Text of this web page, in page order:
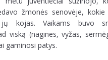
žmonės senovėje, kokie
jų kojas. Vaikams buvo
viską (nagines, vyžas,
gaminosi patys.